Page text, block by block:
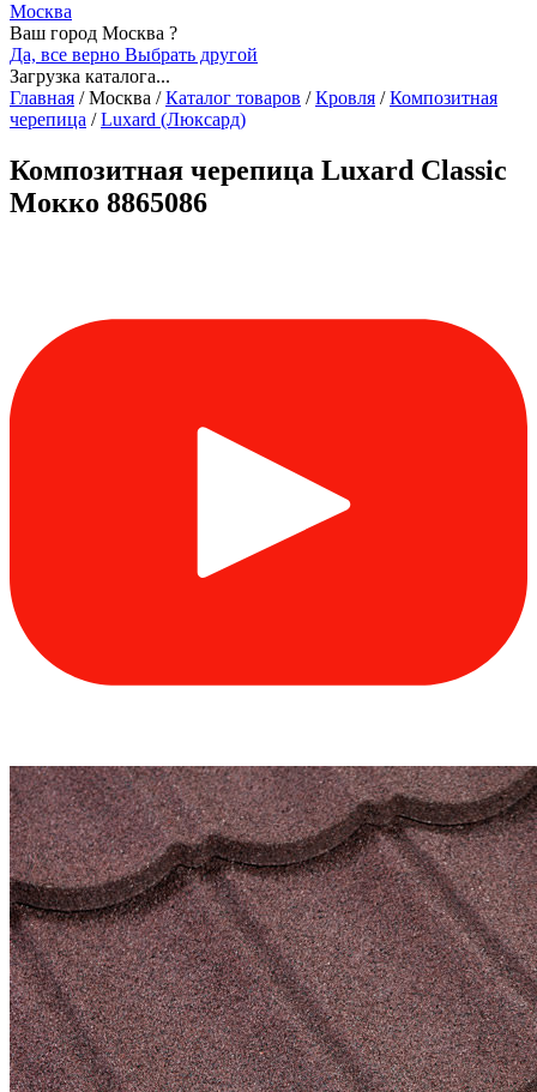
Москва
Ваш город Москва ?
Да, все верно Выбрать другой
Загрузка каталога...
Главная /Москва / Каталог товаров / Кровля / Композитная
черепица / Luxard (Люксард)
Композитная черепица Luxard Classic
Мокко 8865086